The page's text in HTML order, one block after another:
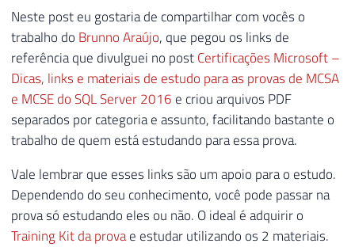
Neste post eu gostaria de compartilhar com vocês o
trabalho do Brunno Araújo, que pegou os links de
referência que divulguei no postCertificações Microsoft –
Dicas, links e materiais de estudo para as provas de MCSA
e MCSE do SQL Server 2016 e criou arquivos PDF
separados por categoria e assunto, facilitando bastante o
trabalho de quem está estudando para essa prova.
Vale lembrar que esses links são um apoio para o estudo.
Dependendo do seu conhecimento, você pode passar na
prova só estudando eles ou não. O ideal é adquirir o
Training Kit da provae estudar utilizando os 2 materiais.